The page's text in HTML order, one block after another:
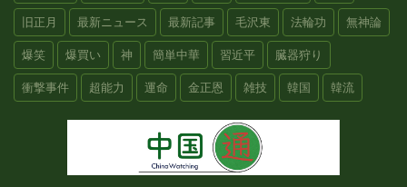
旧正月 最新ニュース 最新記事 毛沢東 法輪功 無神論
爆笑 爆買い 神 簡単中華 習近平 臓器狩り
衝撃事件 超能力 運命 金正恩 雑技 韓国 韓流